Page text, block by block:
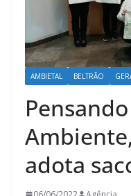
AMBIETAL BELTRÃO
adota